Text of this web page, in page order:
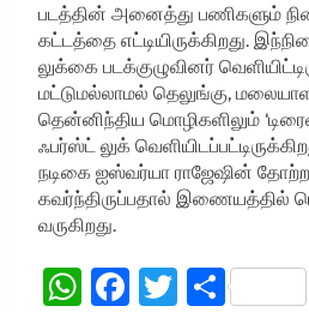
படத்தின் அனைத்து பணிகளும்
கட்டத்தை எட்டியிருக்கிறது.
லுக்கை படக்குழுவினர்
மட்டுமல்லாமல் தெலுங்கு,
தென்னிந்திய மொழிகளிலும்
ஃபர்ஸ்ட் லுக்
நடிகை ஐஸ்வர்யா ராஜேஷின்
கவர்ந்திருப்பதால் இணையத்தில்
வருகிறது.
WhatsApp
Facebook
TwitterShare